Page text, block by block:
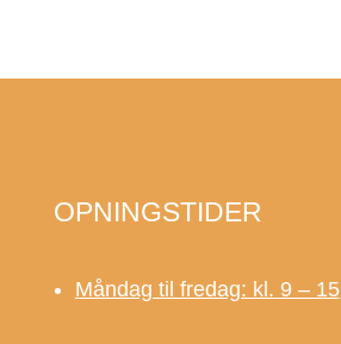
OPNINGSTIDER
Måndag til fredag: kl. 9 – 15